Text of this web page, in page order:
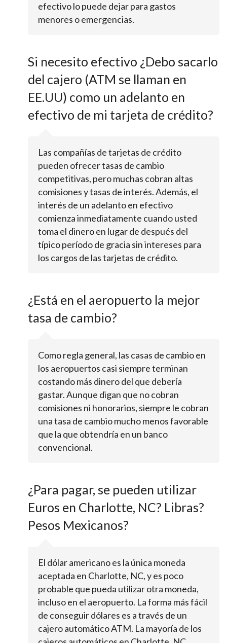
efectivo lo puede dejar para gastos
menores o emergencias.
Si necesito efectivo ¿Debo sacarlo
del cajero (ATM se llaman en
EE.UU) como un adelanto en
efectivo de mi tarjeta de crédito?
Las compañías de tarjetas de crédito
pueden ofrecer tasas de cambio
competitivas, pero muchas cobran altas
comisiones y tasas de interés. Además, el
interés de un adelanto en efectivo
comienza inmediatamente cuando usted
toma el dinero en lugar de después del
típico período de gracia sin intereses para
los cargos de las tarjetas de crédito.
¿Está en el aeropuerto la mejor
tasa de cambio?
Como regla general, las casas de cambio en
los aeropuertos casi siempre terminan
costando más dinero del que debería
gastar. Aunque digan que no cobran
comisiones ni honorarios, siempre le cobran
una tasa de cambio mucho menos favorable
que la que obtendría en un banco
convencional.
¿Para pagar, se pueden utilizar
Euros en Charlotte, NC? Libras?
Pesos Mexicanos?
El dólar americano es la única moneda
aceptada en Charlotte, NC, y es poco
probable que pueda utilizar otra moneda,
incluso en el aeropuerto. La forma más fácil
de conseguir dólares es a través de un
cajero automático ATM. La mayoría de los